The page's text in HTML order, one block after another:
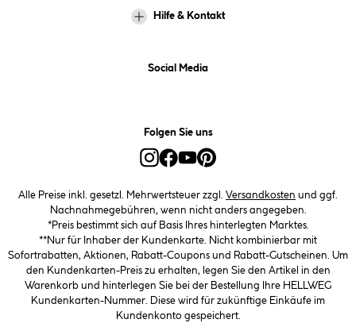
Hilfe & Kontakt
Social Media
Folgen Sie uns
Alle Preise inkl. gesetzl. Mehrwertsteuer zzgl. Versandkosten und ggf.
Nachnahmegebühren, wenn nicht anders angegeben.
*Preis bestimmt sich auf Basis Ihres hinterlegten Marktes.
**Nur für Inhaber der Kundenkarte. Nicht kombinierbar mit
Sofortrabatten, Aktionen, Rabatt-Coupons und Rabatt-Gutscheinen. Um
den Kundenkarten-Preis zu erhalten, legen Sie den Artikel in den
Warenkorb und hinterlegen Sie bei der Bestellung Ihre HELLWEG
Kundenkarten-Nummer. Diese wird für zukünftige Einkäufe im
Kundenkonto gespeichert.